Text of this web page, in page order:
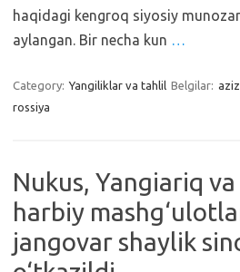
haqidagi kengroq siyosiy
aylangan. Bir necha kun …
Category: Yangiliklar va tahlil Belgilar:
rossiya
Nukus, Yangiariq
harbiy
jangovar shaylik